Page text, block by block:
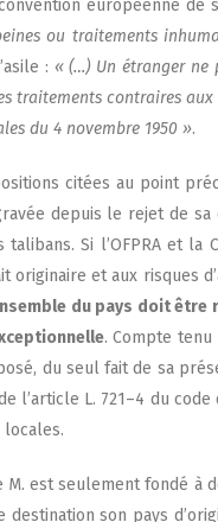
euro­péenne
ou trai­te­ments
: « (…) Un étran­ger ne
trai­te­ments contraires
du 4 novembre 1950 ».
citées au point
depuis le rejet de
Si l’OFPRA et la
ori­gi­naire et aux risques
du pays doit
. Compte
du seul fait de sa
l’article L. 721–4 du
locales.
est seule­ment fon­dé à
des­ti­na­tion son pays